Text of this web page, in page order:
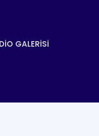
GALERISI